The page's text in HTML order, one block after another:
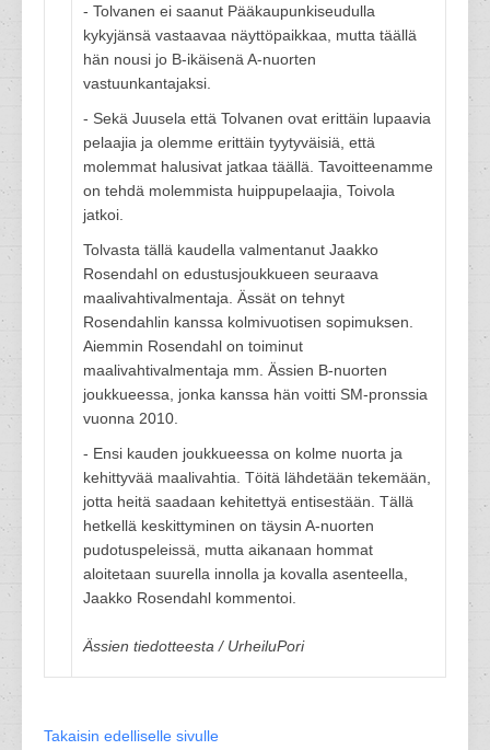
- Tolvanen ei saanut Pääkaupunkiseudulla
kykyjänsä vastaavaa näyttöpaikkaa, mutta täällä
hän nousi jo B-ikäisenä A-nuorten
vastuunkantajaksi.
- Sekä Juusela että Tolvanen ovat erittäin lupaavia
pelaajia ja olemme erittäin tyytyväisiä, että
molemmat halusivat jatkaa täällä. Tavoitteenamme
on tehdä molemmista huippupelaajia, Toivola
jatkoi.
Tolvasta tällä kaudella valmentanut Jaakko
Rosendahl on edustusjoukkueen seuraava
maalivahtivalmentaja. Ässät on tehnyt
Rosendahlin kanssa kolmivuotisen sopimuksen.
Aiemmin Rosendahl on toiminut
maalivahtivalmentaja mm. Ässien B-nuorten
joukkueessa, jonka kanssa hän voitti SM-pronssia
vuonna 2010.
- Ensi kauden joukkueessa on kolme nuorta ja
kehittyvää maalivahtia. Töitä lähdetään tekemään,
jotta heitä saadaan kehitettyä entisestään. Tällä
hetkellä keskittyminen on täysin A-nuorten
pudotuspeleissä, mutta aikanaan hommat
aloitetaan suurella innolla ja kovalla asenteella,
Jaakko Rosendahl kommentoi.
Ässien tiedotteesta / UrheiluPori
Takaisin edelliselle sivulle